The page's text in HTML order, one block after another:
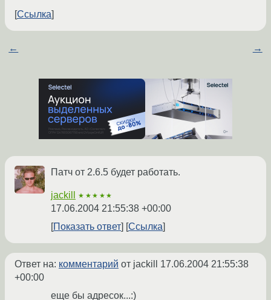
Ссылка
← →
Патч от 2.6.5 будет работать.
jackill ★★★★★
17.06.2004 21:55:38 +00:00
Показать ответ
Ссылка
Ответ на: комментарий от jackill 17.06.2004 21:55:38
+00:00
еще бы адресок...:)